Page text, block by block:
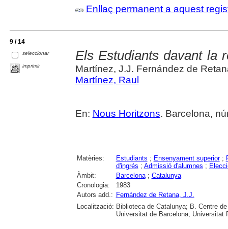
Enllaç permanent a aquest
9 / 14
seleccionar
imprimir
Els Estudiants davant la
Martínez, J.J. Fernández de
Martínez, Raul
En: Nous Horitzons. Barcelona,
Matèries: Estudiants ; Ensenyament superior;
d'ingrés ; Admissió d'alumnes ;
Àmbit:
Barcelona; Catalunya
Cronologia:
1983
Autors add.: Fernández de Retana, J.J.
Localització: Biblioteca de Catalunya; B. Centre
Universitat de Barcelona; Universitat